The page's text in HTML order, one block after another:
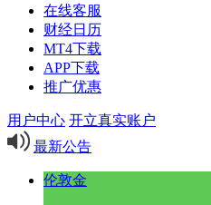
在线客服
财经日历
MT4下载
APP下载
推广优惠
用户中心 开立真实账户
最新公告
伦敦金